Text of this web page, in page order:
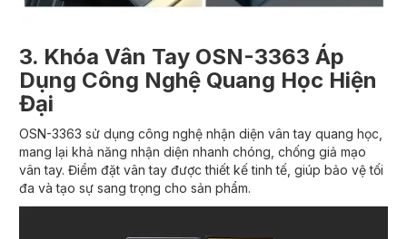
3. Khóa Vân Tay OSN-3363 Áp
Dụng Công Nghệ Quang Học Hiện
Đại
OSN-3363 sử dụng công nghệ nhận diện vân tay quang học,
mang lại khả năng nhận diện nhanh chóng, chống giả mạo
vân tay. Điểm đặt vân tay được thiết kế tinh tế, giúp bảo vệ tối
đa và tạo sự sang trọng cho sản phẩm.